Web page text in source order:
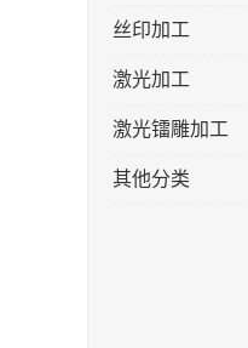
丝印加工
激光加工
激光镭雕加工
其他分类